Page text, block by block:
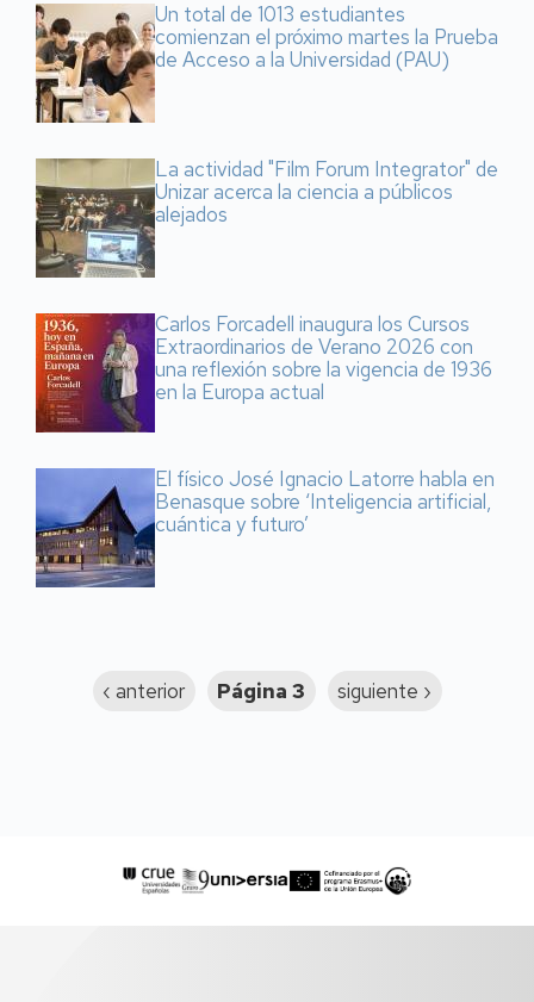
Un total de 1013 estudiantes
comienzan el próximo martes la Prueba
de Acceso a la Universidad (PAU)
La actividad "Film Forum Integrator" de
Unizar acerca la ciencia a públicos
alejados
Carlos Forcadell inaugura los Cursos
Extraordinarios de Verano 2026 con
una reflexión sobre la vigencia de 1936
en la Europa actual
El físico José Ignacio Latorre habla en
Benasque sobre ‘Inteligencia artificial,
cuántica y futuro’
Página
‹ anterior Página 3
Siguiente
siguiente ›